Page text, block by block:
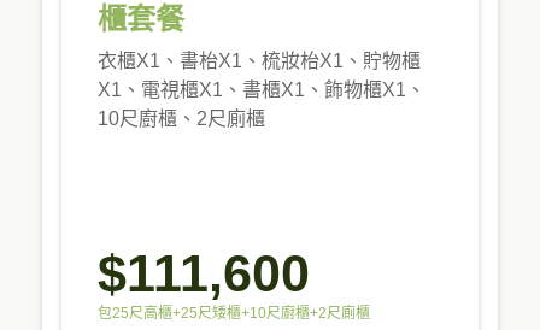
櫃套餐
衣櫃X1、書枱X1、梳妝枱X1、貯物櫃
X1、電視櫃X1、書櫃X1、飾物櫃X1、
10尺廚櫃、2尺廁櫃
$111,600
包25尺高櫃+25尺矮櫃+10尺廚櫃+2尺廁櫃